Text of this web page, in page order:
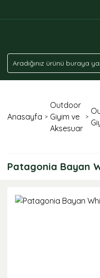
Anasayfa
Outdoor
Giyim ve
Aksesuar
Patagonia Bayan